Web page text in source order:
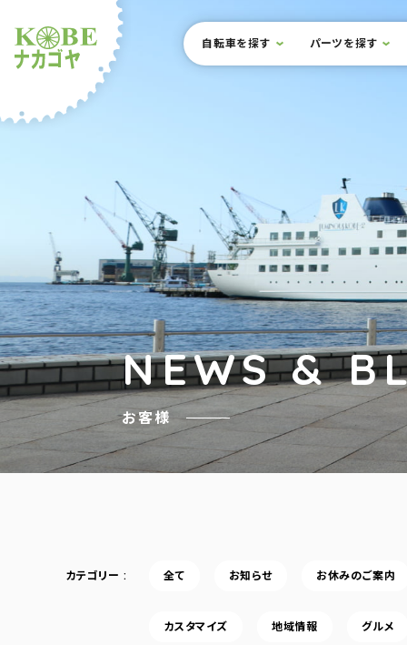
サイト内メニュー
本文までスキップ
自転車を探す パーツを探す
NEWS &
お客様
カテゴリー 全て お知らせ お休みのご案内
カスタマイズ 地域情報 グルメ